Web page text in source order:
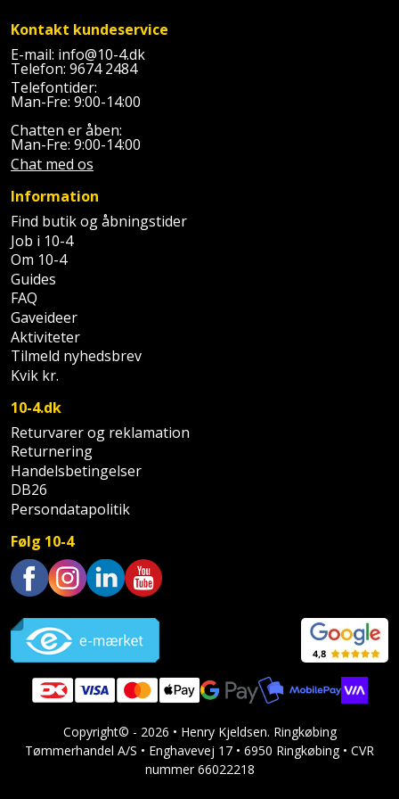
Soldater
støtte
og
teleskopstøtte
Stålbørste
Stige
Stillads
Tænger
Tagpapbrænder
Tommestok
Tømrervinkel
Tragt
Ud-
og
Værktøjskasse
og
opbevaring
Værktøjssæt
Multicutter
Multicuttertilbehør
Multisliber
Overfræser
Overfræsertilbehør
Polermaskine
Rillefræser
Rotationslaser
Rundsav
Rundsavsklinge
Rystepudser
Slagboremaskine
Slagnøgle
Slagnøgletilbehør
Slagskruetrækker
Redskabsskur
Rengøring
Shelter
Sikkerhed
i
hjemmet
Skadedyrsbekæmpelse
Skraldespandsskjuler
Skydelåge
Støttemur
Støvsuger
Strygejern
Terrassevarmer
Tømidler
Tørrestativ
Trappevanger
Udebruser
afskærmning
Kontakt kundeservice
E-mail: info@10-4.dk
Telefon: 9674 2484
Telefontider:
Man-Fre: 9:00-14:00
Chatten er åben:
Man-Fre: 9:00-14:00
Chat med os
Information
Find butik og åbningstider
Job i 10-4
Om 10-4
Guides
FAQ
Gaveideer
Aktiviteter
Tilmeld nyhedsbrev
Kvik kr.
10-4.dk
Returvarer og reklamation
Returnering
Handelsbetingelser
DB26
Persondatapolitik
Følg 10-4
Copyright© - 2026 • Henry Kjeldsen. Ringkøbing
Tømmerhandel A/S • Enghavevej 17 • 6950 Ringkøbing • CVR
nummer 66022218